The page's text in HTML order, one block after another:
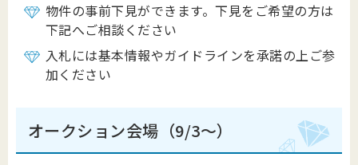
物件の事前下見ができます。下見をご希望の方は
下記へご相談ください
入札には基本情報やガイドラインを承諾の上ご参
加ください
オークション会場（9/3～）